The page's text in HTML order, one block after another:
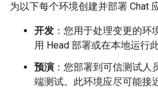
为以下每个环境创建并部署 Chat
开发 ：您用于处理变更的环
用 Head 部署或在本地运行此
预演 ：您部署到可信测试人
端测试。此环境应尽可能接